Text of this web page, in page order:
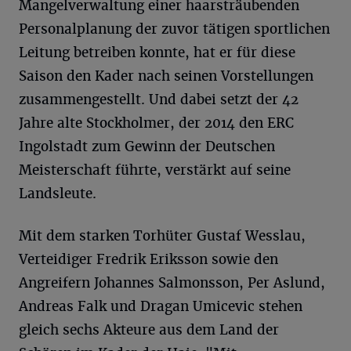
Mangelverwaltung einer haarsträubenden
Personalplanung der zuvor tätigen sportlichen
Leitung betreiben konnte, hat er für diese
Saison den Kader nach seinen Vorstellungen
zusammengestellt. Und dabei setzt der 42
Jahre alte Stockholmer, der 2014 den ERC
Ingolstadt zum Gewinn der Deutschen
Meisterschaft führte, verstärkt auf seine
Landsleute.
Mit dem starken Torhüter Gustaf Wesslau,
Verteidiger Fredrik Eriksson sowie den
Angreifern Johannes Salmonsson, Per Aslund,
Andreas Falk und Dragan Umicevic stehen
gleich sechs Akteure aus dem Land der